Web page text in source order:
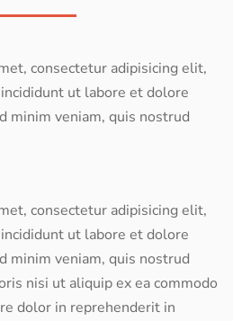
consectetur adipisicing elit,
ut labore et dolore
minim veniam, quis nostrud
consectetur adipisicing elit,
ut labore et dolore
minim veniam, quis nostrud
nisi ut aliquip ex ea commodo
dolor in reprehenderit in